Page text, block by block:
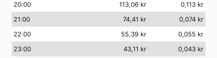
20:00 113,06 kr
0,113 kr
21:00 74,41 kr
0,074 kr
22:00 55,39 kr
0,055 kr
23:00 43,11 kr 0,043 kr